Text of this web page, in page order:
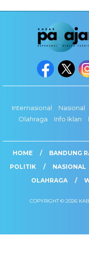
Internasional
Nasional
Olahraga
Info Iklan
HOME BANDUNG
POLITIK
NASIONAL
OLAHRAGA
COPYRIGHT © 2026